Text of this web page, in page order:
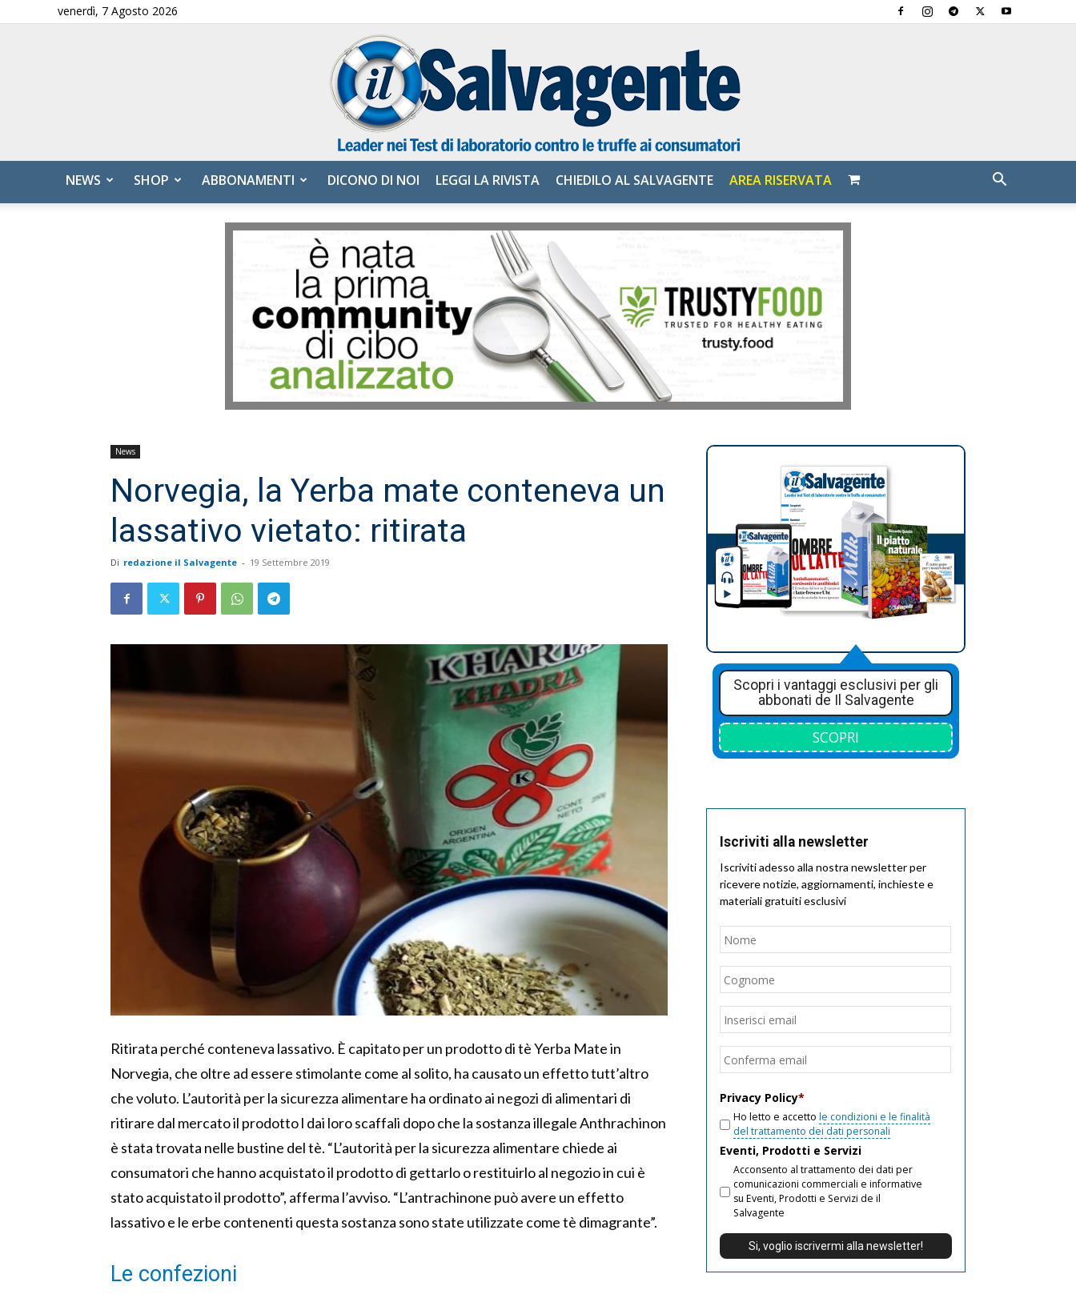
venerdì, 7 Agosto 2026
Salvagente
NEWS SHOP ABBONAMENTI DICONO DI NOI LEGGI LA RIVISTA CHIEDILO AL SALVAGENTE AREA RISERVATA
News
Norvegia, la Yerba mate conteneva un
lassativo vietato: ritirata
Di redazione il Salvagente - 19 Settembre 2019
Ritirata perché conteneva lassativo. È capitato per un prodotto di tè Yerba Mate in
Norvegia, che oltre ad essere stimolante come al solito, ha causato un effetto tutt’altro
che voluto. L’autorità per la sicurezza alimentare ha ordinato ai negozi di alimentari di
ritirare dal mercato il prodotto l dai loro scaffali dopo che la sostanza illegale Anthrachinon
è stata trovata nelle bustine del tè. “L’autorità per la sicurezza alimentare chiede ai
consumatori che hanno acquistato il prodotto di gettarlo o restituirlo al negozio in cui è
stato acquistato il prodotto”, afferma l’avviso. “L’antrachinone può avere un effetto
lassativo e le erbe contenenti questa sostanza sono state utilizzate come tè dimagrante”.
Le confezioni
Scopri i vantaggi esclusivi per gli
abbonati de Il Salvagente
SCOPRI
Iscriviti alla newsletter
Iscriviti adesso alla nostra newsletter per
ricevere notizie, aggiornamenti, inchieste e
materiali gratuiti esclusivi
Nome
Email
Privacy Policy*
Ho letto e accetto le condizioni e le finalità
del trattamento dei dati personali
Eventi, Prodotti e Servizi
Acconsento al trattamento dei dati per
comunicazioni commerciali e informative
su Eventi, Prodotti e Servizi de il
Salvagente